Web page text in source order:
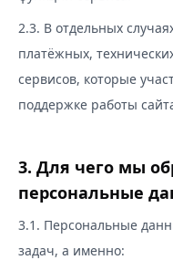
2.3. В отдельных
платёжных,
сервисов, которые
поддержке работы
3. Для чего мы
персональные
3.1. Персональные
задач, а именно: